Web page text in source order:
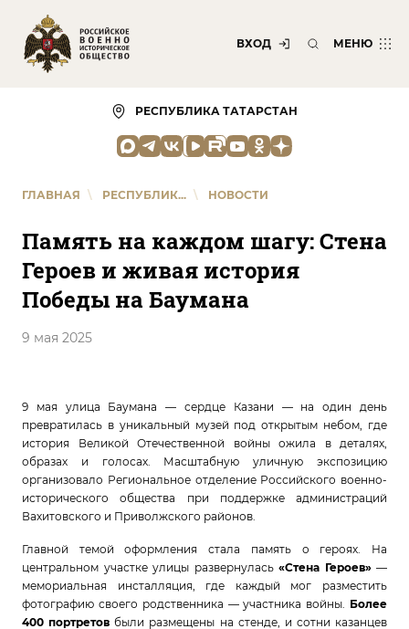
ВХОД МЕНЮ
РЕСПУБЛИКА ТАТАРСТАН
ГЛАВНАЯ \ РЕСПУБЛИК... \ НОВОСТИ
Память на каждом шагу: Стена
Героев и живая история
Победы на Баумана
9 мая 2025
9 мая улица Баумана — сердце Казани — на один день
превратилась в уникальный музей под открытым небом, где
история Великой Отечественной войны ожила в деталях,
образах и голосах. Масштабную уличную экспозицию
организовало Региональное отделение Российского военно-
исторического общества при поддержке администраций
Вахитовского и Приволжского районов.
Главной темой оформления стала память о героях. На
центральном участке улицы развернулась «Стена Героев»—
мемориальная инсталляция, где каждый мог разместить
фотографию своего родственника — участника войны. Более
400 портретовбыли размещены на стенде, и сотни казанцев